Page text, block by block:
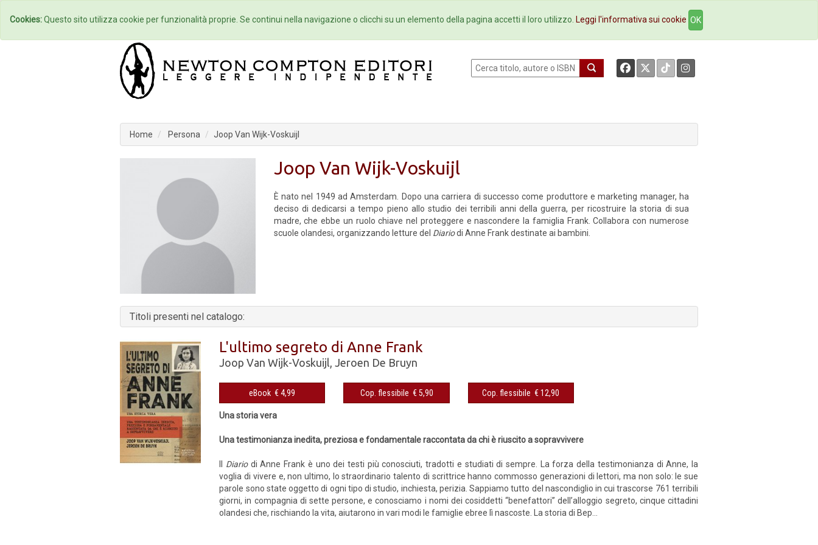
Home Autori Eventi Collane Newsletter Ebookstore Contatti
Home Persona Joop Van Wijk-Voskuijl
Joop Van Wijk-Voskuijl
È nato nel 1949 ad Amsterdam. Dopo una carriera di successo come produttore e marketing manager, ha
deciso di dedicarsi a tempo pieno allo studio dei terribili anni della guerra, per ricostruire la storia di sua
madre, che ebbe un ruolo chiave nel proteggere e nascondere la famiglia Frank. Collabora con numerose
scuole olandesi, organizzando letture del Diariodi Anne Frank destinate ai bambini.
Titoli presenti nel catalogo:
L'ultimo segreto di Anne Frank
Joop Van Wijk-Voskuijl Jeroen De Bruyn
eBook € 4,99 Cop. flessibile € 5,90 Cop. flessibile € 12,90
Una storia vera
Una testimonianza inedita, preziosa e fondamentale raccontata da chi è riuscito a sopravvivere
Il Diariodi Anne Frank è uno dei testi più conosciuti, tradotti e studiati di sempre. La forza della testimonianza di Anne, la
voglia di vivere e, non ultimo, lo straordinario talento di scrittrice hanno commosso generazioni di lettori, ma non solo: le sue
parole sono state oggetto di ogni tipo di studio, inchiesta, perizia. Sappiamo tutto del nascondiglio in cui trascorse 761 terribili
giorni, in compagnia di sette persone, e conosciamo i nomi dei cosiddetti “benefattori” dell’alloggio segreto, cinque cittadini
olandesi che, rischiando la vita, aiutarono in vari modi le famiglie ebree lì nascoste. La storia di Bep...
Cookies:Questo sito utilizza cookie per funzionalità proprie. Se continui nella navigazione o clicchi su un elemento della pagina accetti il loro utilizzo. Leggi l'informativa sui cookie OK